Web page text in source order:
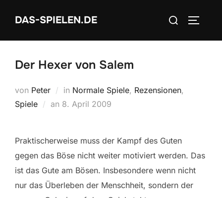
InhaltDAS-SPIELEN.DE
Suchen
Der Hexer von Salem
von Peter in Normale Spiele, Rezensionen,
Spiele
an Veröffentlicht
8. April 2009
Praktischerweise muss der Kampf des Guten
gegen das Böse nicht weiter motiviert werden. Das
ist das Gute am Bösen. Insbesondere wenn nicht
nur das Überleben der Menschheit, sondern der